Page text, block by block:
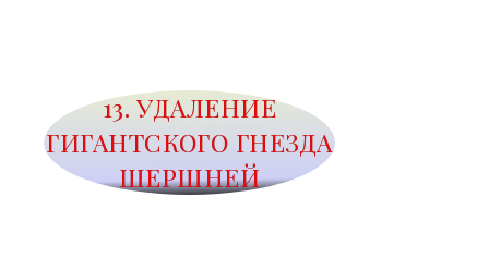
13. УДАЛЕНИЕ
ГИГАНТСКОГО ГНЕЗДА
ШЕРШНЕЙ